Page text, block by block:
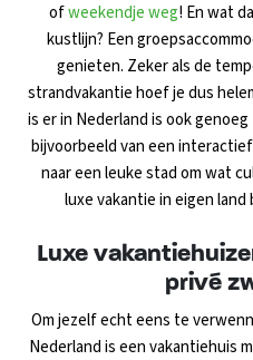
ofweekendje weg! En wat
kustlijn? Een
genieten. Zeker als de
strandvakantie hoef je dus
is er in Nederland is ook
bijvoorbeeld van een
naar een leuke stad om wat
luxe vakantie in eigen
Luxe
privé
Om jezelf echt eens te
Nederland is een vakantiehuis